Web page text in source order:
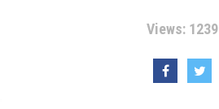
Views: 1239